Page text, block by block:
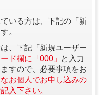
いる方は、下記の「新
。
、下記「新規ユーザー
ド欄に「000」
と入力
すので、必要事項をお
なお個人でお申し込みの
入下さい。